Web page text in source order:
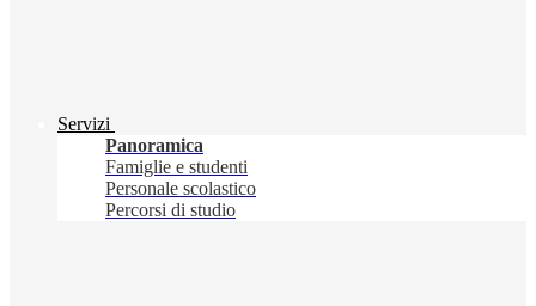
Servizi
Panoramica
Famiglie e studenti
Personale scolastico
Percorsi di studio